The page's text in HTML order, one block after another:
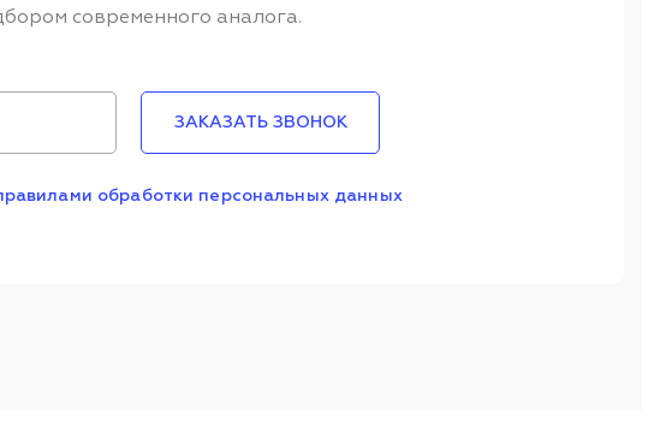
современного аналога.
ЗАКАЗАТЬ ЗВОНОК
обработки персональных данных